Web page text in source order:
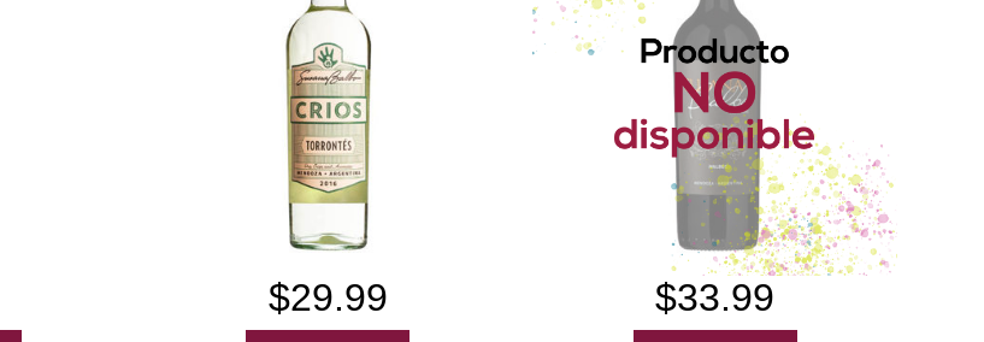
$29.99 $33.99